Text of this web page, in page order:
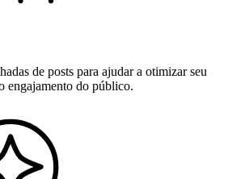
de posts para ajudar a otimizar seu
engajamento do público.